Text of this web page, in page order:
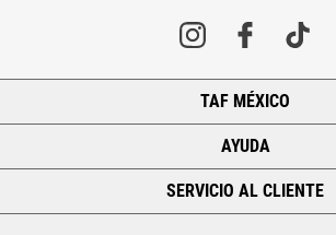
TAF MÉXICO
AYUDA
SERVICIO AL CLIENTE